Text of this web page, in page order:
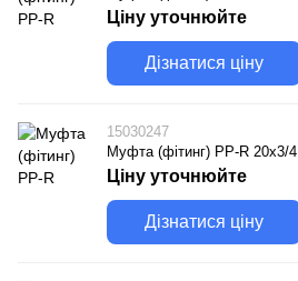
Ціну уточнюйте
Дізнатися ціну
15030247
Муфта (фітинг) PP-R 20х3/4
Ціну уточнюйте
Дізнатися ціну